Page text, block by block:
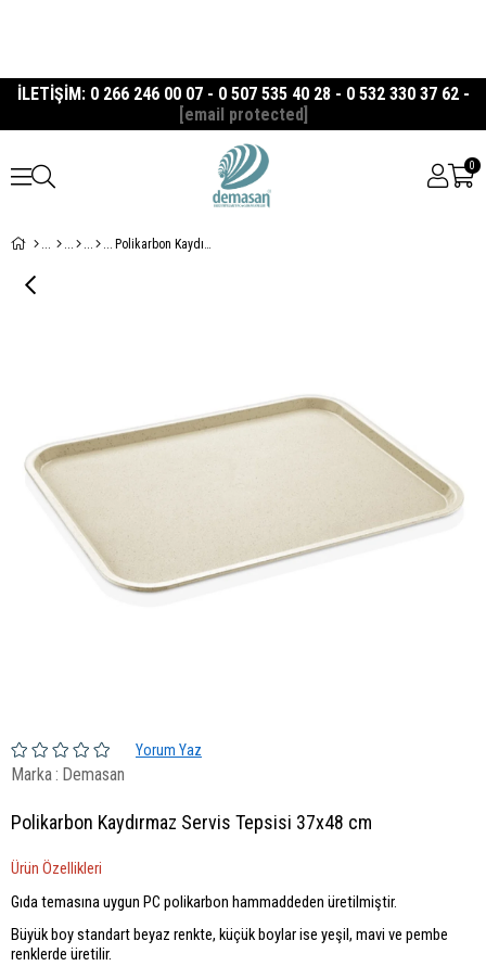
İLETİŞİM: 0 266 246 00 07 - 0 507 535 40 28 - 0 532 330 37 62 -
[email protected]
0
Polikarbon Kaydırmaz Servis Tepsisi 37x48 cm
Yorum Yaz
Marka: Demasan
Polikarbon Kaydırmaz Servis Tepsisi 37x48 cm
Ürün Özellikleri
Gıda temasına uygun PC polikarbon hammaddeden üretilmiştir.
Büyük boy standart beyaz renkte, küçük boylar ise yeşil, mavi ve pembe
renklerde üretilir.